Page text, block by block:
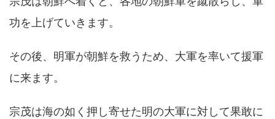
功を上げていきます。
その後、明軍が朝鮮を救うため、大軍を率いて援軍
に来ます。
宗茂は海の如く押し寄せた明の大軍に対して果敢に